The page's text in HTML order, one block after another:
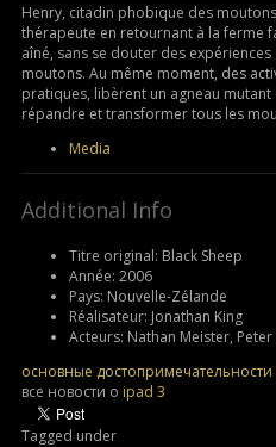
Henry, citadin phobique des
thérapeute en retournant à la ferme
aîné, sans se douter des
moutons. Au même moment, des
pratiques, libèrent un agneau
répandre et transformer tous les
Media
Additional Info
Titre original: Black Sheep
Année: 2006
Pays: Nouvelle-Zélande
Réalisateur: Jonathan King
Acteurs: Nathan Meister,
основные
все новости о ipad 3
Tagged under